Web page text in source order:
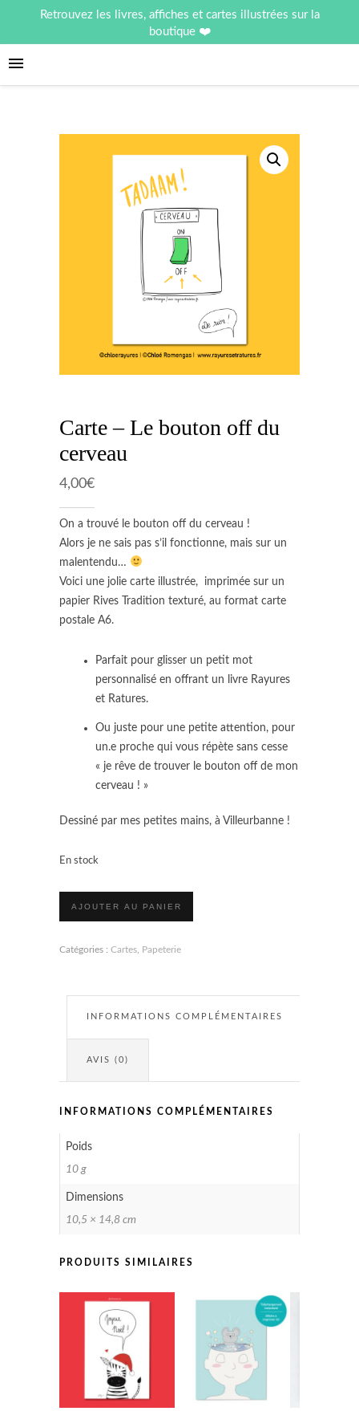
Retrouvez les livres, affiches et cartes illustrées sur la
boutique
Carte – Le bouton off du
cerveau
4,00€
On a trouvé le bouton off du cerveau !
Alors je ne sais pas s’il fonctionne, mais sur un
malentendu…
Voici une jolie carte illustrée, imprimée sur un
papier Rives Tradition texturé, au format carte
postale A6.
Parfait pour glisser un petit mot
personnalisé en offrant un livre Rayures
et Ratures.
Ou juste pour une petite attention, pour
un.e proche qui vous répète sans cesse
« je rêve de trouver le bouton off de mon
cerveau ! »
Dessiné par mes petites mains, à Villeurbanne !
En stock
Carte
Le
du
AJOUTER AU PANIER
Catégories : Cartes Papeterie
INFORMATIONS COMPLÉMENTAIRES
AVIS (0)
INFORMATIONS COMPLÉMENTAIRES
Poids
10 g
Dimensions
10,5 × 14,8 cm
PRODUITS SIMILAIRES